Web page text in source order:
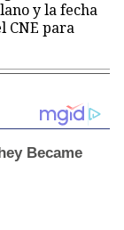
y la fecha
CNE para